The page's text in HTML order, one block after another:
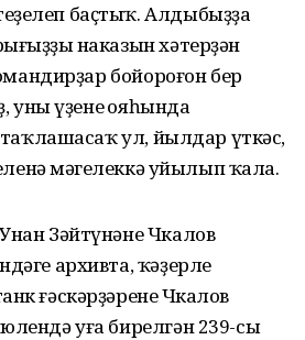
баҫтыҡ. Алдыбыҙҙа
наказын хәтерҙән
бойороғон бер
уны үҙенең ояһында
ул, йылдар үткәс,
мәңгелеккә уйылып ҡала.
Зәйтүнәне Чкалов
архивта, ҡәҙерле
ғәскәрҙәренең Чкалов
уға бирелгән 239-сы